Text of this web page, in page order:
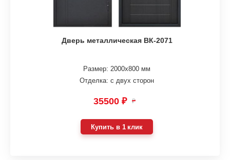
Дверь металлическая ВК-2071
Размер: 2000х800 мм
Отделка: с двух сторон
35500 ₽ ₽
Купить в 1 клик